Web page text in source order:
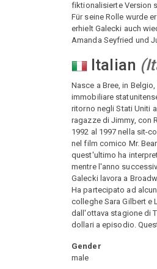
fiktionalisierte Version
Für seine Rolle wurde
erhielt Galecki auch
Amanda Seyfried und
Italian (
Nasce a Bree, in
immobiliare
ritorno negli Stati Uniti
ragazze di Jimmy, con
1992 al 1997 nella sit-
nel film comico Mr.
quest'ultimo ha
mentre l'anno
Galecki lavora a
Ha partecipato ad
colleghe Sara Gilbert e
dall'ottava stagione di
dollari a episodio.
Gender
male